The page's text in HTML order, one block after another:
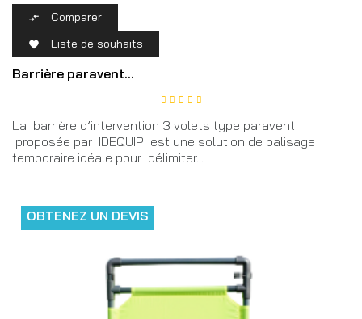
 Comparer
 Liste de souhaits
Barrière paravent...
La barrière d’intervention 3 volets type paravent
proposée par IDEQUIP est une solution de balisage
temporaire idéale pour délimiter...
OBTENEZ UN DEVIS